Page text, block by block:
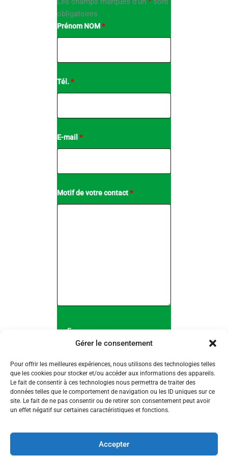
Gérer le consentement
Pour offrir les meilleures expériences, nous utilisons des technologies telles
que les cookies pour stocker et/ou accéder aux informations des appareils.
Le fait de consentir à ces technologies nous permettra de traiter des
données telles que le comportement de navigation ou les ID uniques sur ce
site. Le fait de ne pas consentir ou de retirer son consentement peut avoir
un effet négatif sur certaines caractéristiques et fonctions.
Accepter
obligatoires
Prénom NOM*
Tél.*
E-mail *
Motif de votre contact*
Politique de confidentialité
Mentions légales